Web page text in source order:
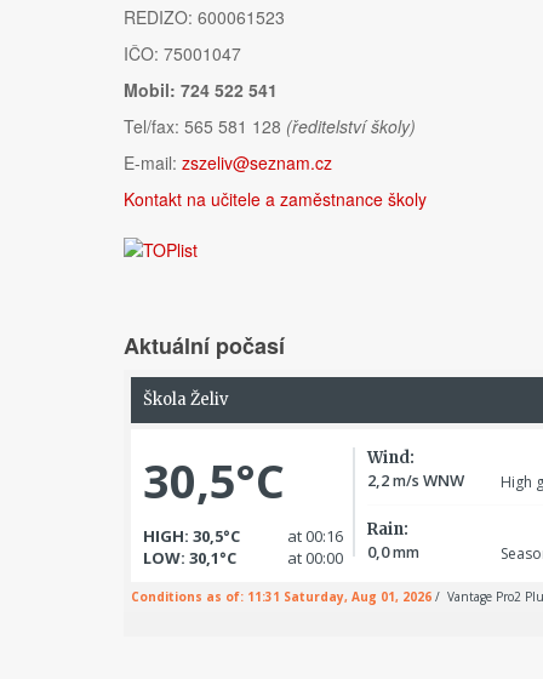
REDIZO: 600061523
IČO: 75001047
Mobil: 724 522 541
Tel/fax: 565 581 128 (ředitelství školy)
E-mail: zszeliv@seznam.cz
Kontakt na učitele a zaměstnance školy
Aktuální počasí